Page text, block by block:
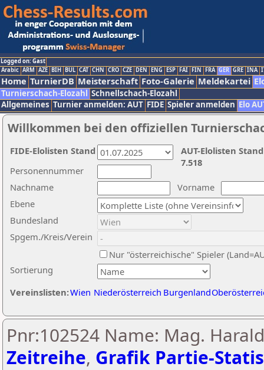
Logged on: Gast
Arabic ARM AZE BIH BUL CAT CHN CRO CZE DEN ENG ESP FAI FIN FRA GER GRE INA
Home TurnierDB Meisterschaft Foto-Galerie Meldekartei
Turnierschach-Elozahl Schnellschach-Elozahl
Allgemeines Turnier anmelden: AUT FIDE Spieler anmelden Elo
Willkommen bei den offiziellen
Nachname
Vorname
Ebene
Sortierung
Personennummer
Bundesland
Spgem./Kreis/Verein
Nur "österreichische" Spieler
Vereinslisten:Wien Niederösterreich Burgenland
AUT-Elolisten
7.518
FIDE-Elolisten Stand
Pnr:102524 Name: Mag.
Zeitreihe, Grafik Partie-